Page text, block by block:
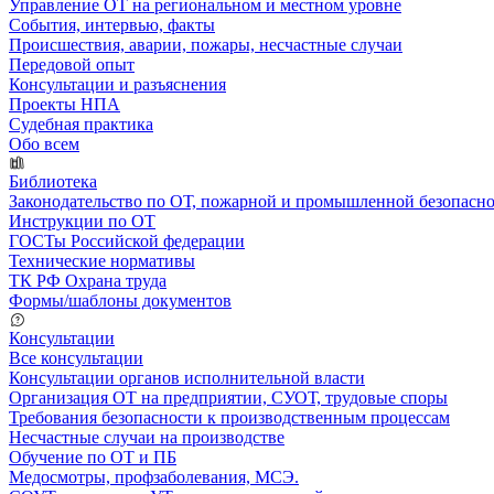
Управление ОТ на региональном и местном уровне
События, интервью, факты
Происшествия, аварии, пожары, несчастные случаи
Передовой опыт
Консультации и разъяснения
Проекты НПА
Судебная практика
Обо всем
Библиотека
Законодательство по ОТ, пожарной и промышленной
Инструкции по ОТ
ГОСТы Российской федерации
Технические нормативы
ТК РФ Охрана труда
Формы/шаблоны документов
Консультации
Все консультации
Консультации органов исполнительной власти
Организация ОТ на предприятии, СУОТ, трудовые споры
Требования безопасности к производственным процессам
Несчастные случаи на производстве
Обучение по ОТ и ПБ
Медосмотры, профзаболевания, МСЭ.